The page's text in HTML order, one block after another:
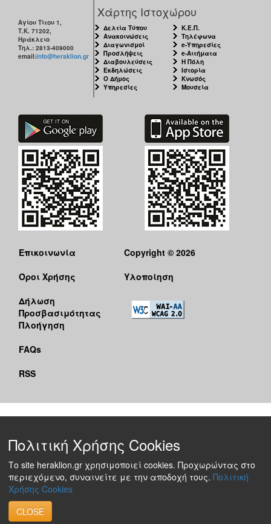
Αγίου Τίτου 1,
Τ.Κ. 71202,
Ηράκλειο
Τηλ.: 2813-409000
email:info@heraklion.gr
Χάρτης Ιστοχώρου
Δελτία Τύπου
Ανακοινώσεις
Διαγωνισμοί
Προσλήψεις
Διαβουλεύσεις
Εκδηλώσεις
Ο Δήμος
Υπηρεσίες
Κ.Ε.Π.
Τηλέφωνα
e-Υπηρεσίες
e-Αιτήματα
Η Πόλη
Ιστορία
Κνωσός
Μουσεία
Επικοινωνία
Όροι Χρήσης
Δήλωση
Προσβασιμότητας
Πλοήγηση
FAQs
RSS
Copyright © 2026
Υλοποίηση
Πολιτική Χρήσης Cookies
Το site heraklion.gr χρησιμοποιεί cookies. Προχωρώντας στο
περιεχόμενο, συναινείτε με την αποδοχή τους. Πολιτική
Χρήσης Cookies
CLOSE